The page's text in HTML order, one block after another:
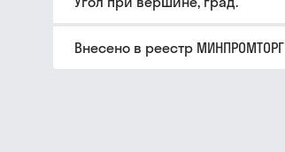
Внесено в реестр МИНПРОМТОРГ